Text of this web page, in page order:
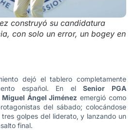
construyó su candidatura
con solo un error, un bogey en
dejó el tablero completamente
español. En elSenior PGA
Miguel Ángel Jiménez emergió como
del sábado; colocándose
golpes del liderato, y lanzando un
final.